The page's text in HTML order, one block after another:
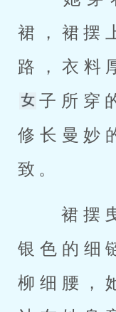
裙，裙摆
路，衣料
子所穿
修长曼妙
致。
银色的细
柳细腰，